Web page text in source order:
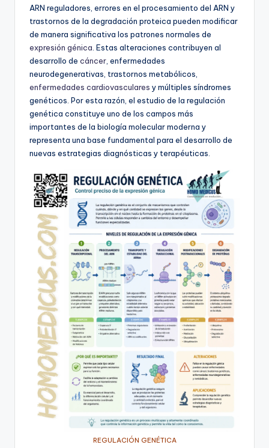
ARN reguladores, errores en el procesamiento del ARN y
trastornos de la degradación proteica pueden modificar
de manera significativa los patrones normales de
expresión génica . Estas alteraciones contribuyen al
desarrollo de cáncer , enfermedades
neurodegenerativas, trastornos metabólicos,
enfermedades cardiovasculares y múltiples síndromes
genéticos. Por esta razón, el estudio de la regulación
genética constituye uno de los campos más
importantes de la biología molecular moderna y
representa una base fundamental para el desarrollo de
nuevas estrategias diagnósticas y terapéuticas.
REGULACIÓN GENÉTICA